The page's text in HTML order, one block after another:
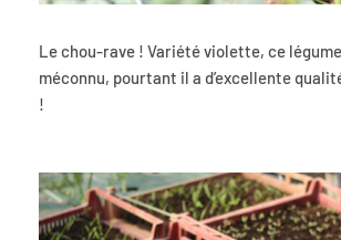
Le chou-rave ! Variété violette, ce
méconnu, pourtant il a d’excellente
!